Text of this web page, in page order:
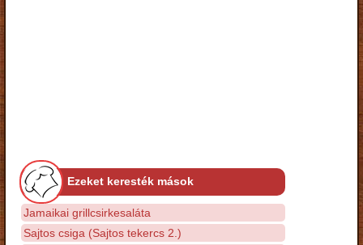
Ezeket keresték mások
Jamaikai grillcsirkesaláta
Sajtos csiga (Sajtos tekercs 2.)